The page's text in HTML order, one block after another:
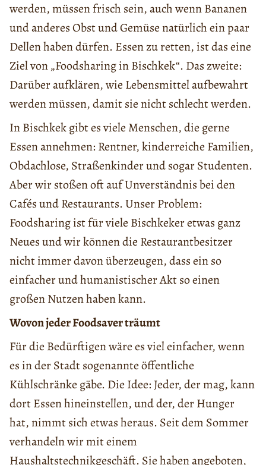
werden, müssen frisch sein, auch wenn Bananen
und anderes Obst und Gemüse natürlich ein paar
Dellen haben dürfen. Essen zu retten, ist das eine
Ziel von „Foodsharing in Bischkek“. Das zweite:
Darüber aufklären, wie Lebensmittel aufbewahrt
werden müssen, damit sie nicht schlecht werden.
In Bischkek gibt es viele Menschen, die gerne
Essen annehmen: Rentner, kinderreiche Familien,
Obdachlose, Straßenkinder und sogar Studenten.
Aber wir stoßen oft auf Unverständnis bei den
Cafés und Restaurants. Unser Problem:
Foodsharing ist für viele Bischkeker etwas ganz
Neues und wir können die Restaurantbesitzer
nicht immer davon überzeugen, dass ein so
einfacher und humanistischer Akt so einen
großen Nutzen haben kann.
Wovon jeder Foodsaver träumt
Für die Bedürftigen wäre es viel einfacher, wenn
es in der Stadt sogenannte öffentliche
Kühlschränke gäbe. Die Idee: Jeder, der mag, kann
dort Essen hineinstellen, und der, der Hunger
hat, nimmt sich etwas heraus. Seit dem Sommer
verhandeln wir mit einem
Haushaltstechnikgeschäft. Sie haben angeboten,